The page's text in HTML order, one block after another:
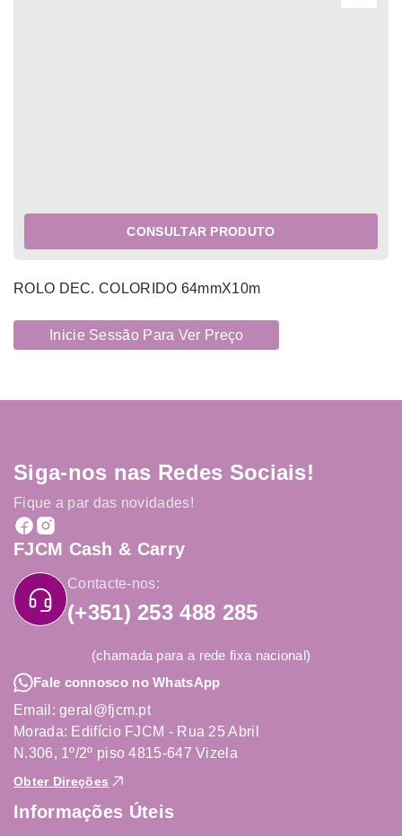
CONSULTAR PRODUTO
ROLO DEC. COLORIDO 64mmX10m
Inicie Sessão Para Ver Preço
Siga-nos nas Redes Sociais!
Fique a par das novidades!
FJCM Cash & Carry
Contacte-nos:
(+351) 253 488 285
(chamada para a rede fixa nacional)
Fale connosco no WhatsApp
Email: geral@fjcm.pt
Morada: Edifício FJCM - Rua 25 Abril
N.306, 1º/2º piso 4815-647 Vizela
Obter Direções
Informações Úteis